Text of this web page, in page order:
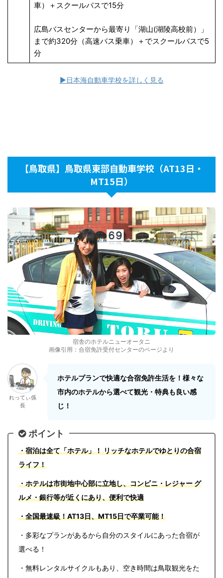
車）＋スクールバスで15分
広島バスセンターから最寄り「湖山(湖陵高校前）」
まで約320分（高速バス乗車）＋でスクールバスで5
分
▶日本海自動車学校を詳しく見る
【鳥取県】鳥取県東部自動車学校（AT13日・
MT15日）
宿舎のホテルニューオータニ
画像引用：合宿免許受付センターのページより
れってぃ係
長
ホテルプランで快適な合宿免許生活を！様々な
市内のホテルから選べて観光・特典も良い感
じ！
ポイント
・宿泊は全て「ホテル」！ リッチなホテルでゆとりの合宿
ライフ！
・ホテルは市街地中心部に立地し、コンビニ・レジャー グ
ルメ・銀行等が近くにあり、便利で快適
・全国最速級！AT13日、MT15日で卒業可能！
・多彩なプランがあるから自分のスタイルにあった合宿が
選べる！
・無料レンタルサイクルもあり、空き時間は鳥取観光をた